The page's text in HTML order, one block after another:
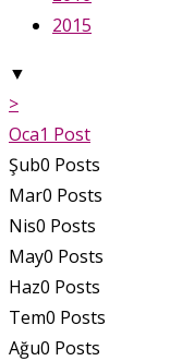
2015
▼
>
Oca1 Post
Şub0 Posts
Mar0 Posts
Nis0 Posts
May0 Posts
Haz0 Posts
Tem0 Posts
Ağu0 Posts